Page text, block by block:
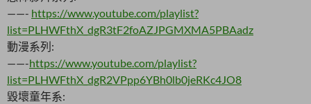
——- https://www.youtube.com/playlist?
list=PLHWFthX_dgR3tF2foAZJPGMXMA5PBAadz
動漫系列:
——-https://www.youtube.com/playlist?
list=PLHWFthX_dgR2VPpp6YBh0lb0jeRKc4JO8
毀壞童年系: